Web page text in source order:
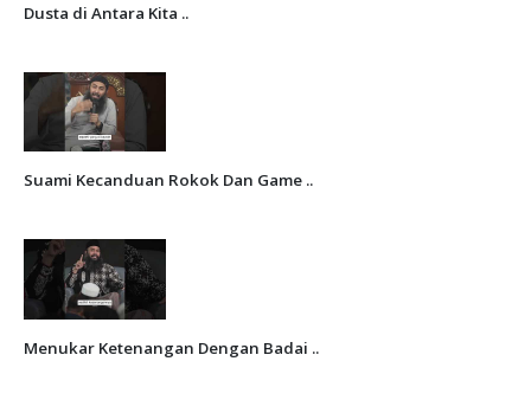
Dusta di Antara Kita ..
Suami Kecanduan Rokok Dan Game ..
Menukar Ketenangan Dengan Badai ..